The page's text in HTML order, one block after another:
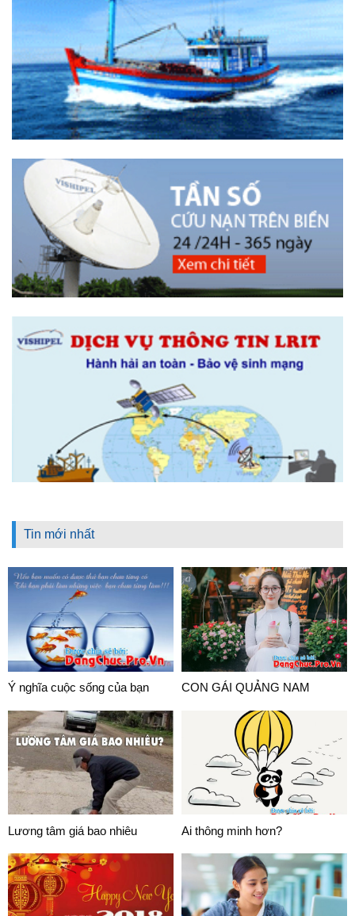
Tin mới nhất
Ý nghĩa cuộc sống của bạn CON GÁI QUẢNG NAM
Lương tâm giá bao nhiêu Ai thông minh hơn?